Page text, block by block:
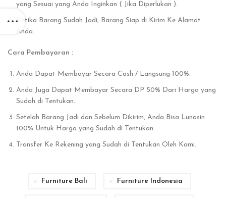
yang Sesuai yang Anda Inginkan ( Jika Diperlukan ).
Ketika Barang Sudah Jadi, Barang Siap di Kirim Ke Alamat
Anda.
Cara Pembayaran :
Anda Dapat Membayar Secara Cash / Langsung 100%.
Anda Juga Dapat Membayar Secara DP 50% Dari Harga yang
Sudah di Tentukan.
Setelah Barang Jadi dan Sebelum Dikirim, Anda Bisa Lunasin
100% Untuk Harga yang Sudah di Tentukan.
Transfer Ke Rekening yang Sudah di Tentukan Oleh Kami.
Furniture Bali Furniture Indonesia